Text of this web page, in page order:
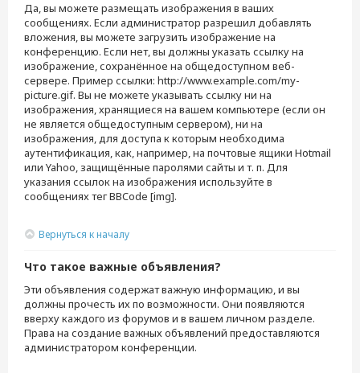
Да, вы можете размещать изображения в ваших
сообщениях. Если администратор разрешил добавлять
вложения, вы можете загрузить изображение на
конференцию. Если нет, вы должны указать ссылку на
изображение, сохранённое на общедоступном веб-
сервере. Пример ссылки: http://www.example.com/my-
picture.gif. Вы не можете указывать ссылку ни на
изображения, хранящиеся на вашем компьютере (если он
не является общедоступным сервером), ни на
изображения, для доступа к которым необходима
аутентификация, как, например, на почтовые ящики Hotmail
или Yahoo, защищённые паролями сайты и т. п. Для
указания ссылок на изображения используйте в
сообщениях тег BBCode [img].
Вернуться к началу
Что такое важные объявления?
Эти объявления содержат важную информацию, и вы
должны прочесть их по возможности. Они появляются
вверху каждого из форумов и в вашем личном разделе.
Права на создание важных объявлений предоставляются
администратором конференции.